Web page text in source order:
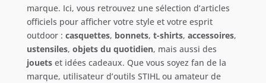
marque. Ici, vous retrouvez une sélection d’articles
officiels pour afficher votre style et votre esprit
outdoor : casquettes, bonnets, t-shirts, accessoires,
ustensiles, objets du quotidien, mais aussi des
jouetset idées cadeaux. Que vous soyez fan de la
marque, utilisateur d’outils STIHL ou amateur de